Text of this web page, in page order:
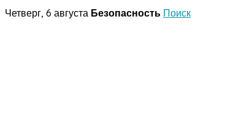
Перейти
Четверг, 6 августа Безопасность Поиск